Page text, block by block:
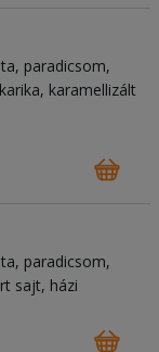
paradicsom,
karamellizált
paradicsom,
sajt, házi